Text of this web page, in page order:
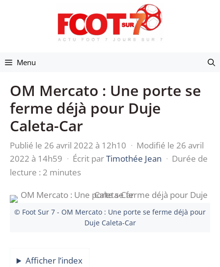
Menu
OM Mercato : Une porte se
ferme déjà pour Duje
Caleta-Car
Publié le 26 avril 2022 à 12h10 · Modifié le 26 avril
2022 à 14h59 · Écrit parTimothée Jean · Durée de
lecture : 2 minutes
© Foot Sur 7 - OM Mercato : Une porte se ferme déjà pour
Duje Caleta-Car
Afficher l’index